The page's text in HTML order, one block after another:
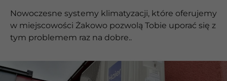
Nowoczesne systemy klimatyzacji, które oferujemy
w miejscowości Żakowo pozwolą Tobie uporać się z
tym problemem raz na dobre..